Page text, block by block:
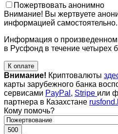
Пожертвовать анонимно
Внимание! Вы жертвуете
информацией самостоятельно.
Информация о произведенном
в Русфонд в течение четырех
К оплате
Внимание! Криптовалюты
карты зарубежного банка
сервисами PayPal , Stripe или
партнера в Казахстане
Кому помочь?
500